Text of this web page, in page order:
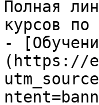
Полная
курсов по
-
(https://